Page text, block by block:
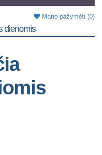
Mano pažymėti (0)
dienomis